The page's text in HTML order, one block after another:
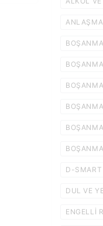
D-SMART
DUL VE
ENGELLI